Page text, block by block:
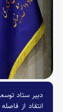
دبیر ستاد
انتقاد از